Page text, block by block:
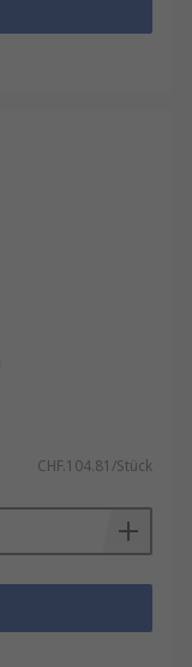
zwischen
bieten
der
um
CHF.104.81/Stück